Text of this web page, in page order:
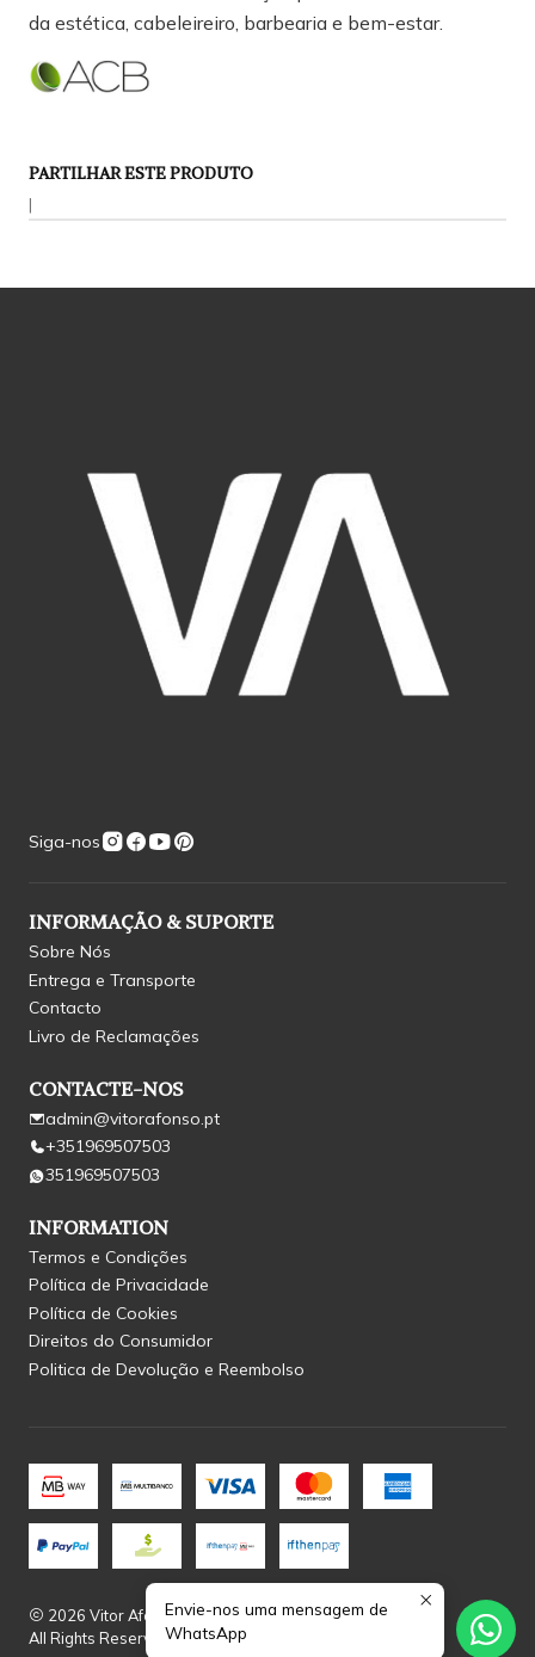
da estética, cabeleireiro, barbearia e bem-estar.
PARTILHAR ESTE PRODUTO
|
Siga-nos
INFORMAÇÃO & SUPORTE
Sobre Nós
Entrega e Transporte
Contacto
Livro de Reclamações
CONTACTE-NOS
admin@vitorafonso.pt
+351969507503
351969507503
INFORMATION
Termos e Condições
Política de Privacidade
Política de Cookies
Direitos do Consumidor
Politica de Devolução e Reembolso
2026 Vitor Afonso.
All Rights Reserved.Powered by Jumpseller
Envie-nos uma mensagem de
WhatsApp